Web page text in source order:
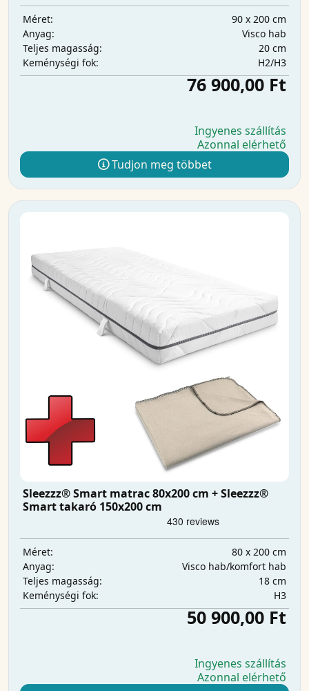
Méret:
90 x 200 cm
Anyag:
Visco hab
Teljes magasság:
20 cm
Keménységi fok:
H2/H3
76 900,00 Ft
Ingyenes szállítás
Azonnal elérhető
Tudjon meg többet
Sleezzz® Smart matrac 80x200 cm + Sleezzz®
Smart takaró 150x200 cm
Méret:
80 x 200 cm
Anyag:
Visco hab/komfort hab
Teljes magasság:
18 cm
Keménységi fok:
H3
50 900,00 Ft
Ingyenes szállítás
Azonnal elérhető